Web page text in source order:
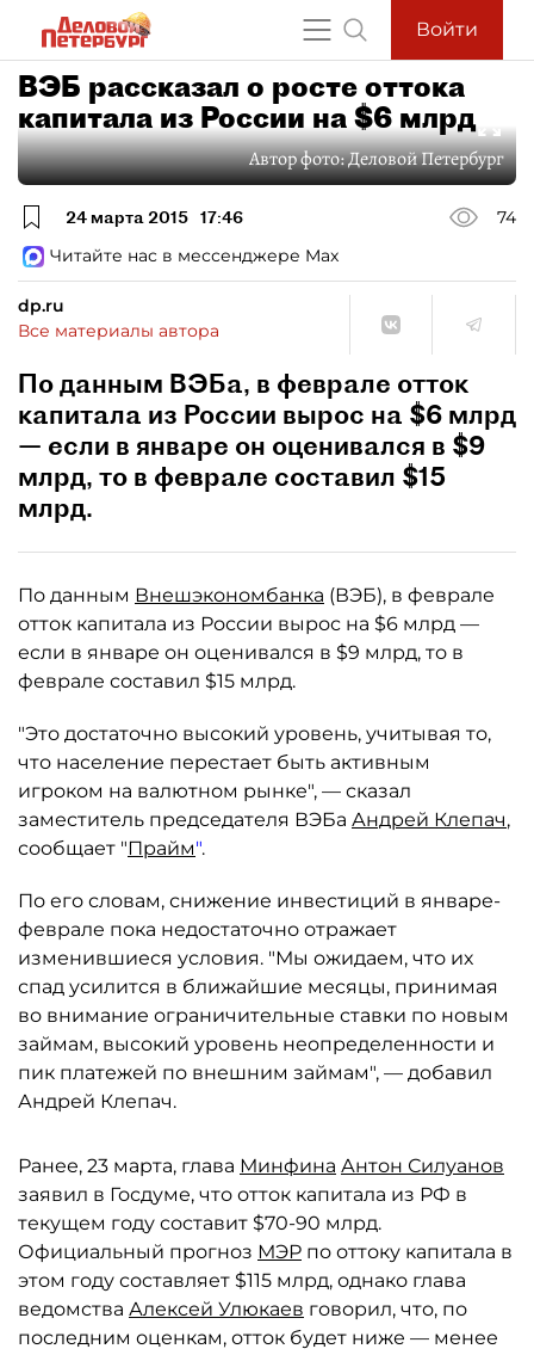
Войти
ВЭБ рассказал о росте оттока
капитала из России на $6 млрд
Автор фото:Деловой Петербург
24 марта 2015 17:46
74
Читайте нас в мессенджере Max
dp.ru
Все материалы автора
По данным ВЭБа, в феврале отток
капитала из России вырос на $6 млрд
— если в январе он оценивался в $9
млрд, то в феврале составил $15
млрд.
По данным Внешэкономбанка (ВЭБ), в феврале
отток капитала из России вырос на $6 млрд —
если в январе он оценивался в $9 млрд, то в
феврале составил $15 млрд.
"Это достаточно высокий уровень, учитывая то,
что население перестает быть активным
игроком на валютном рынке", — сказал
заместитель председателя ВЭБа Андрей Клепач,
сообщает "Прайм".
По его словам, снижение инвестиций в январе-
феврале пока недостаточно отражает
изменившиеся условия. "Мы ожидаем, что их
спад усилится в ближайшие месяцы, принимая
во внимание ограничительные ставки по новым
займам, высокий уровень неопределенности и
пик платежей по внешним займам", — добавил
Андрей Клепач.
Ранее, 23 марта, глава Минфина Антон Силуанов
заявил в Госдуме, что отток капитала из РФ в
текущем году составит $70-90 млрд.
Официальный прогноз МЭР по оттоку капитала в
этом году составляет $115 млрд, однако глава
ведомства Алексей Улюкаев говорил, что, по
последним оценкам, отток будет ниже — менее